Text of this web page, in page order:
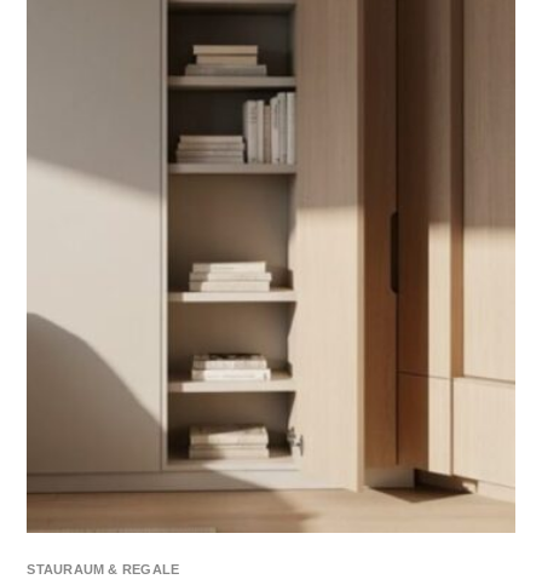
STAURAUM & REGALE